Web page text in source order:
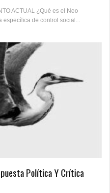
ACTUAL ¿Qué es el Neo
específica de control social...
Política Y Crítica